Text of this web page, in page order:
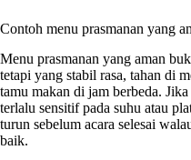
Contoh menu prasmanan yang
Menu prasmanan yang aman
tetapi yang stabil rasa, tahan di
tamu makan di jam berbeda.
terlalu sensitif pada suhu atau
turun sebelum acara selesai
baik.